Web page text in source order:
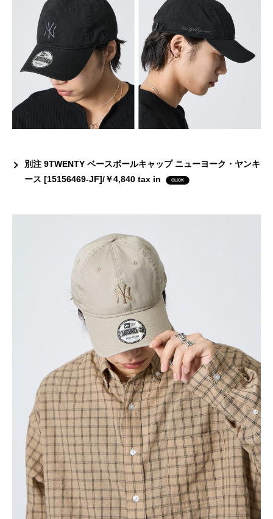
別注 9TWENTY ベースボールキャップ ニューヨーク・ヤンキ
ース [15156469-JF]/￥4,840 tax in